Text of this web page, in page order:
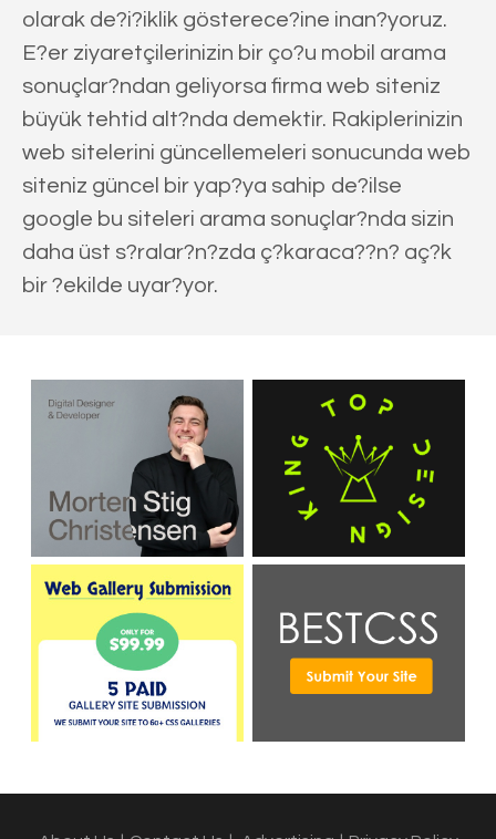
olarak de?i?iklik gösterece?ine inan?yoruz.
E?er ziyaretçilerinizin bir ço?u mobil arama
sonuçlar?ndan geliyorsa firma web siteniz
büyük tehtid alt?nda demektir. Rakiplerinizin
web sitelerini güncellemeleri sonucunda web
siteniz güncel bir yap?ya sahip de?ilse
google bu siteleri arama sonuçlar?nda sizin
daha üst s?ralar?n?zda ç?karaca??n? aç?k
bir ?ekilde uyar?yor.